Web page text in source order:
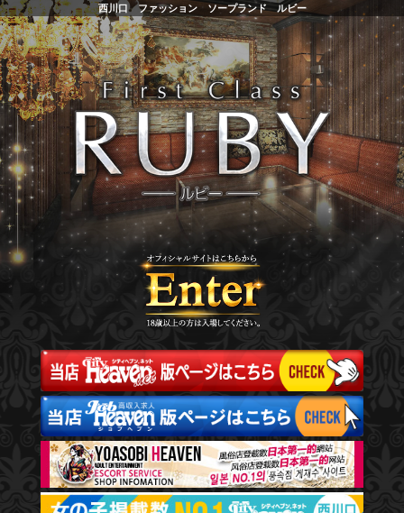
西川口 ファッション ソープランド ルビー